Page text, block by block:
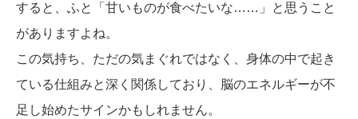
すると、ふと「甘いものが食べたいな……」と思うこと
がありますよね。
この気持ち、ただの気まぐれではなく、身体の中で起き
ている仕組みと深く関係しており、脳のエネルギーが不
足し始めたサインかもしれません。